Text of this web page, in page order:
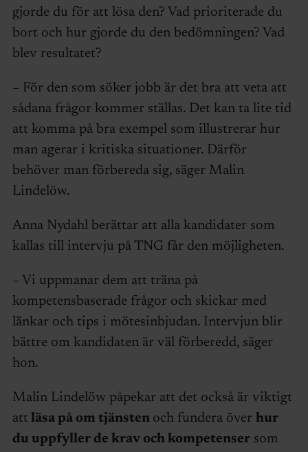
gjorde du för att lösa den? Vad prioriterade du
bort och hur gjorde du den bedömningen? Vad
blev resultatet?
– För den som söker jobb är det bra att veta att
sådana frågor kommer ställas. Det kan ta lite tid
att komma på bra exempel som illustrerar hur
man agerar i kritiska situationer. Därför
behöver man förbereda sig, säger Malin
Lindelöw.
Anna Nydahl berättar att alla kandidater som
kallas till intervju på TNG får den möjligheten.
– Vi uppmanar dem att träna på
kompetensbaserade frågor och skickar med
länkar och tips i mötesinbjudan. Intervjun blir
bättre om kandidaten är väl förberedd, säger
hon.
Malin Lindelöw påpekar att det också är viktigt
att läsa på om tjänsten och fundera över hur
du uppfyller de krav och kompetensersom